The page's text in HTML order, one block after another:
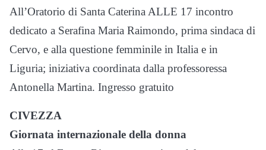
All’Oratorio di Santa Caterina ALLE 17 incontro
dedicato a Serafina Maria Raimondo, prima sindaca di
Cervo, e alla questione femminile in Italia e in
Liguria; iniziativa coordinata dalla professoressa
Antonella Martina. Ingresso gratuito
CIVEZZA
Giornata internazionale della donna